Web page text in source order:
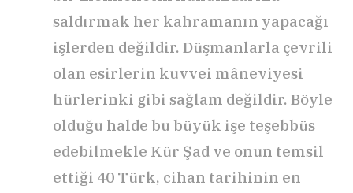
saldırmak her kahramanın yapacağı
işlerden değildir. Düşmanlarla çevrili
olan esirlerin kuvvei mâneviyesi
hürlerinki gibi sağlam değildir. Böyle
olduğu halde bu büyük işe teşebbüs
edebilmekle Kür Şad ve onun temsil
ettiği 40 Türk, cihan tarihinin en